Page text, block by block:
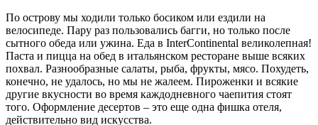
По острову мы ходили только босиком или ездили на
велосипеде. Пару раз пользовались багги, но только после
сытного обеда или ужина. Еда в InterContinental великолепная!
Паста и пицца на обед в итальянском ресторане выше всяких
похвал. Разнообразные салаты, рыба, фрукты, мясо. Похудеть,
конечно, не удалось, но мы не жалеем. Пироженки и всякие
другие вкусности во время каждодневного чаепития стоят
того. Оформление десертов – это еще одна фишка отеля,
действительно вид искусства.